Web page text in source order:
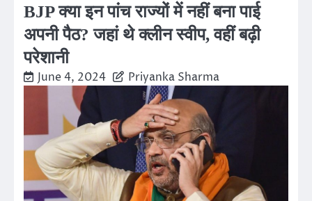
BJP क्या इन पांच राज्यों में नहीं बना पाई
अपनी पैठ? जहां थे क्लीन स्वीप, वहीं बढ़ी
परेशानी
June 4, 2024 Priyanka Sharma